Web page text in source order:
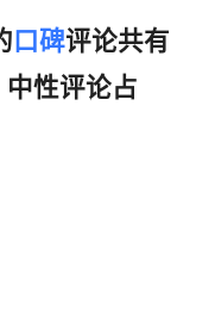
口碑评论共有
性评论占